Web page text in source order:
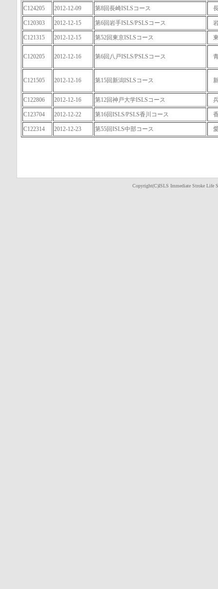
C124205 2012-12-09 第8回長崎ISLSコース
C120303 2012-12-15 第6回岩手ISLS/PSLSコース
C121315 2012-12-15 第52回東京ISLSコース
C120205 2012-12-16 第6回八戸ISLS/PSLSコース
C121505 2012-12-16 第15回新潟ISLSコース
C122806 2012-12-16 第12回神戸大学ISLSコース
C123704 2012-12-22 第16回ISLS/PSLS香川コース
C122314 2012-12-23 第55回ISLS中部コース
Copyright(C)ISLS Immediate Stroke Life